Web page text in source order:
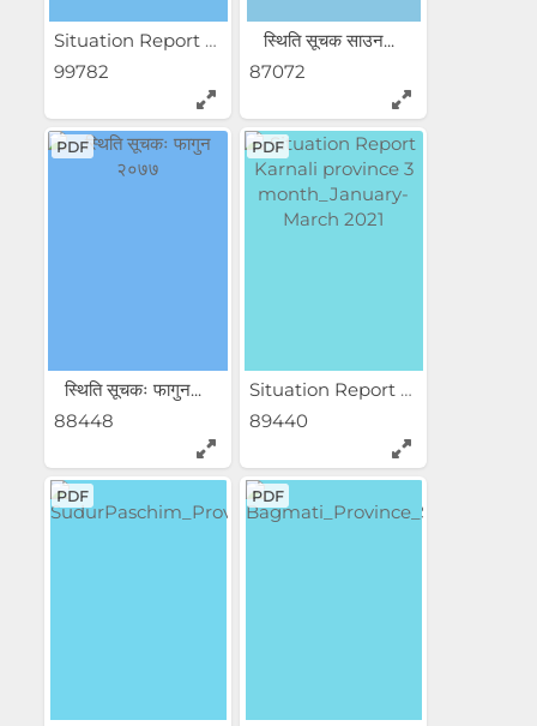
Situation Report Bhumika.indd
99782
स्थिति सूचक साउन...
87072
PDF
स्थिति सूचकः फागुन...
88448
PDF
Situation Report Karnali...
89440
PDF PDF